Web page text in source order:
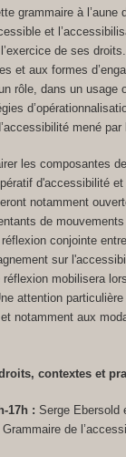
grammaire à
et
de ses
et aux formes
rôle, dans un
mené par
les composantes
d'accessibilité
notamment
de
conjointe
sur
mobilisera
attention
notamment aux
contextes et
17h :Serge Ebersold
de